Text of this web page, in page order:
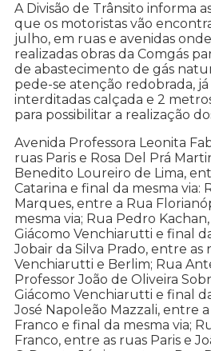
A Divisão de Trânsito informa
que os motoristas vão
julho, em ruas e avenidas
realizadas obras da Comgás
de abastecimento de gás
pede-se atenção redobrada,
interditadas calçada e 2
para possibilitar a realização
Avenida Professora Leonita
ruas Paris e Rosa Del Prá
Benedito Loureiro de Lima,
Catarina e final da mesma via:
Marques, entre a Rua
mesma via; Rua Pedro
Giácomo Venchiarutti e final
Jobair da Silva Prado, entre as
Venchiarutti e Berlim; Rua
Professor João de Oliveira
Giácomo Venchiarutti e final
José Napoleão Mazzali, entre
Franco e final da mesma via;
Franco, entre as ruas Paris e